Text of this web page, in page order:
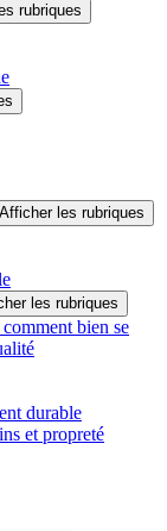
bien se
durable
et propreté